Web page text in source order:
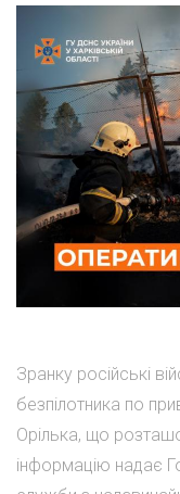
Зранку російські
безпілотника по
Орілька, що
інформацію надає